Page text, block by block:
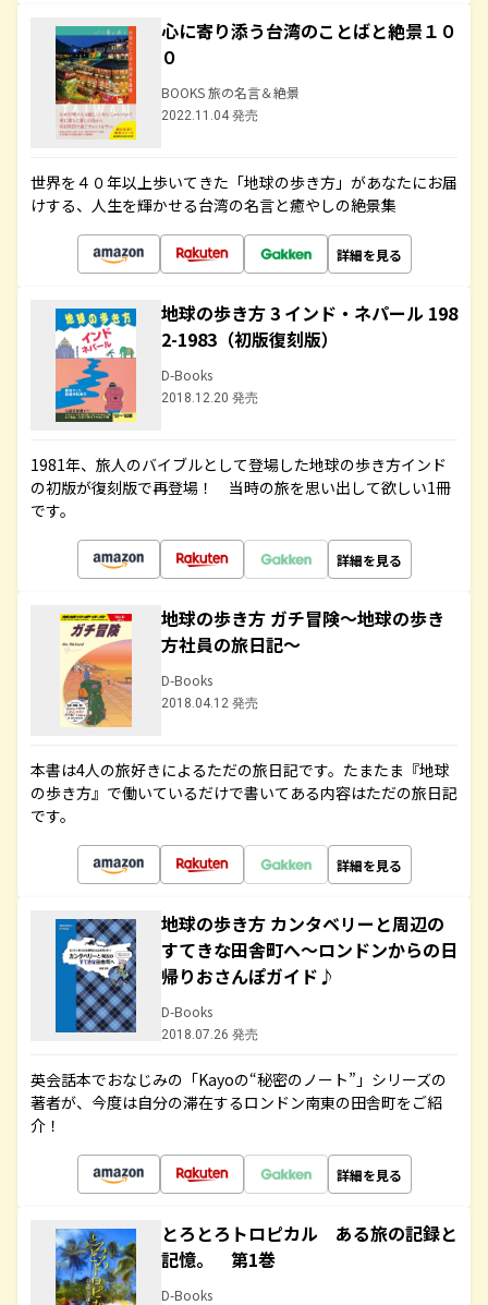
心に寄り添う台湾のことばと絶景１０
０
BOOKS 旅の名言＆絶景
2022.11.04 発売
世界を４０年以上歩いてきた「地球の歩き方」があなたにお届
けする、人生を輝かせる台湾の名言と癒やしの絶景集
詳細を見る
地球の歩き方 3 インド・ネパール 198
2-1983（初版復刻版）
D-Books
2018.12.20 発売
1981年、旅人のバイブルとして登場した地球の歩き方インド
の初版が復刻版で再登場！ 当時の旅を思い出して欲しい1冊
です。
詳細を見る
地球の歩き方 ガチ冒険～地球の歩き
方社員の旅日記～
D-Books
2018.04.12 発売
本書は4人の旅好きによるただの旅日記です。たまたま『地球
の歩き方』で働いているだけで書いてある内容はただの旅日記
です。
詳細を見る
地球の歩き方 カンタベリーと周辺の
すてきな田舎町へ～ロンドンからの日
帰りおさんぽガイド♪
D-Books
2018.07.26 発売
英会話本でおなじみの「Kayoの“秘密のノート”」シリーズの
著者が、今度は自分の滞在するロンドン南東の田舎町をご紹
介！
詳細を見る
とろとろトロピカル ある旅の記録と
記憶。 第1巻
D-Books